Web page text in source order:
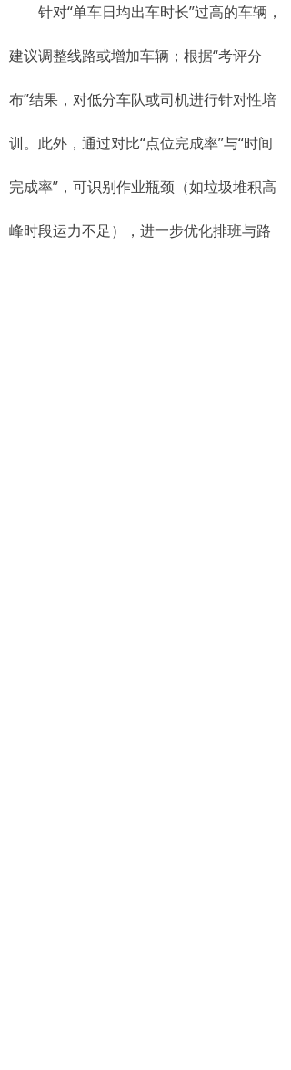
针对“单车日均出车时长”过高的车辆，
建议调整线路或增加车辆；根据“考评分
布”结果，对低分车队或司机进行针对性培
训。此外，通过对比“点位完成率”与“时间
完成率”，可识别作业瓶颈（如垃圾堆积高
峰时段运力不足），进一步优化排班与路